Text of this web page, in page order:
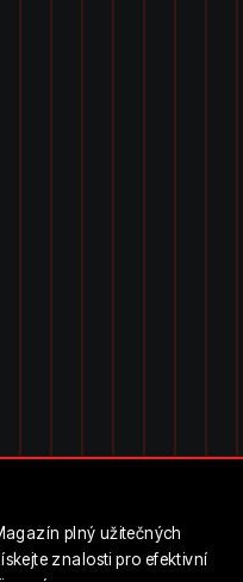
plný užitečných
znalosti pro efektivní